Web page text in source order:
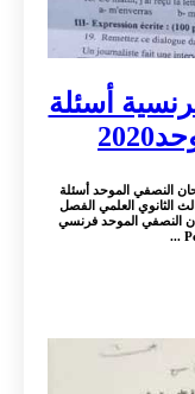
أسئلة
النصفي الموحد أسئلة
الثانوي العلمي الفصل
النصفي الموحد فرنسي